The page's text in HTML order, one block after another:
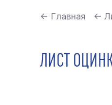
← Главная ←
ЛИСТ